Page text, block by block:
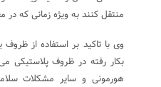
منتقل کنند به ویژه زمانی که در
وی با تاکید بر استفاده از
بکار رفته در ظروف پلاستیکی
هورمونی و سایر مشکلات